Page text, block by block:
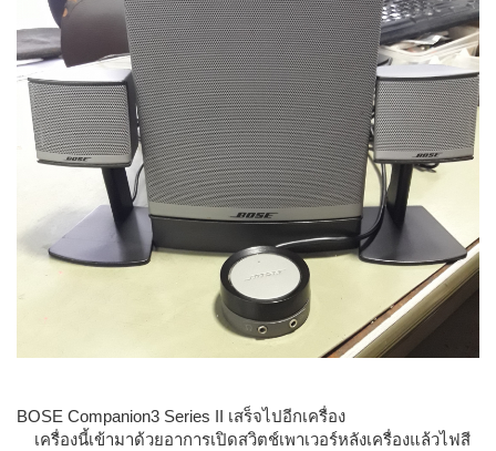
BOSE Companion3 Series II เสร็จไปอีกเครื่อง
เครื่องนี้เข้ามาด้วยอาการเปิดสวิตช์เพาเวอร์หลังเครื่องแล้วไฟสี